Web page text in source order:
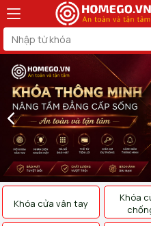
Khóa cửa vân tay
Khóa